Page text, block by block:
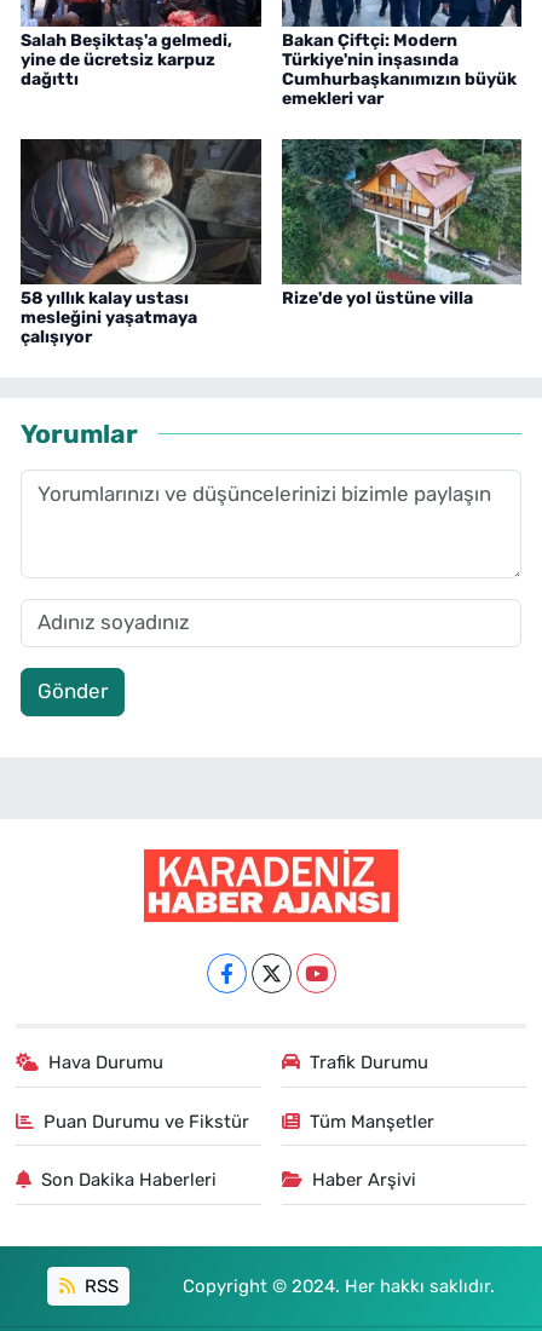
Salah Beşiktaş'a gelmedi,
yine de ücretsiz karpuz
dağıttı
Bakan Çiftçi: Modern
Türkiye'nin inşasında
Cumhurbaşkanımızın büyük
emekleri var
58 yıllık kalay ustası
mesleğini yaşatmaya
çalışıyor
Rize'de yol üstüne villa
Yorumlar
Gönder
Hava Durumu Trafik Durumu
Puan Durumu ve Fikstür Tüm Manşetler
Son Dakika Haberleri Haber Arşivi
RSS Copyright © 2024. Her hakkı saklıdır.